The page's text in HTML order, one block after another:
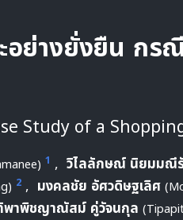
อย่างยั่งยืน กร
Study of a
1 , วิไลลักษณ์ นิยมมณี
2 , มงคลชัย อัศวดิษฐเลิศ
พาพิชญาณัสม์ คู่วัจนกุล